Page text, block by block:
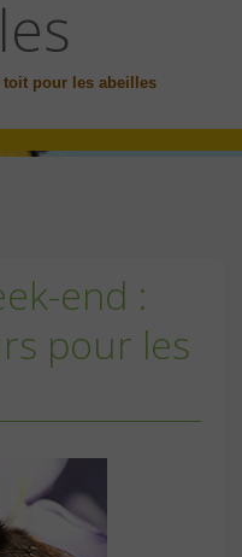
pour les abeilles
end :
pour les